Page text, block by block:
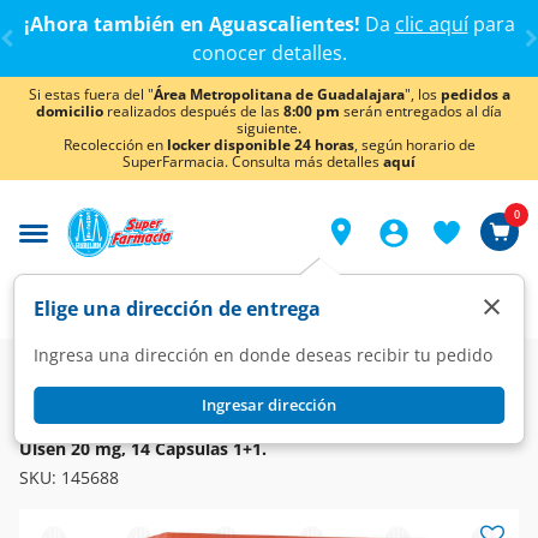
< div class="carousel-inner">
¡Ahora también en Aguascalientes! Da clic aquípara
conocer detalles.
Si estas fuera del "Área Metropolitana de Guadalajara", los pedidos a
domicilio realizados después de las8:00 pm serán entregados al día
siguiente.
Recolección en locker disponible 24 horas, según horario de
SuperFarmacia. Consulta más detallesaquí
Elige una dirección de entrega
Ingresa una dirección en donde deseas recibir tu pedido
Ingresar dirección
×
0
Farmacia Medicina
Digestivo
Antiácidos y Antigástricos
ULSEN
Ulsen 20 mg, 14 Cápsulas 1+1.
SKU: 145688